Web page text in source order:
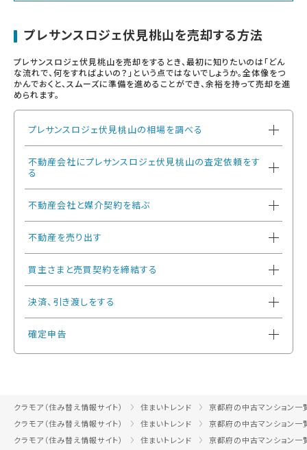
プレサンスロジェ伏見桃山を売却する方法
プレサンスロジェ伏見桃山を売却をするとき、最初に知りたいのは「どん
な流れで、何をすればよいの？」という点ではないでしょうか。全体像をつ
かんでおくと、スムーズに準備を進めることができ、余裕を持って売却を進
められます。
プレサンスロジェ伏見桃山の相場を調べる
不動産会社にプレサンスロジェ伏見桃山の査定依頼をす
る
不動産会社と媒介契約を結ぶ
不動産を売り出す
買主さまと売買契約を締結する
決済、引き渡しをする
確定申告
クラモア（住み替え情報サイト） 住まいトレンド
京都府の中古マンション一
クラモア（住み替え情報サイト）
住まいトレンド
京都府の中古マンション一
クラモア（住み替え情報サイト）
住まいトレンド
京都府の中古マンション一